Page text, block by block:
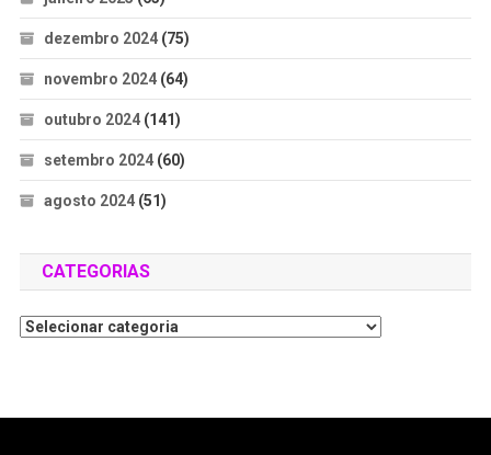
dezembro 2024(75)
novembro 2024(64)
outubro 2024(141)
setembro 2024(60)
agosto 2024(51)
CATEGORIAS